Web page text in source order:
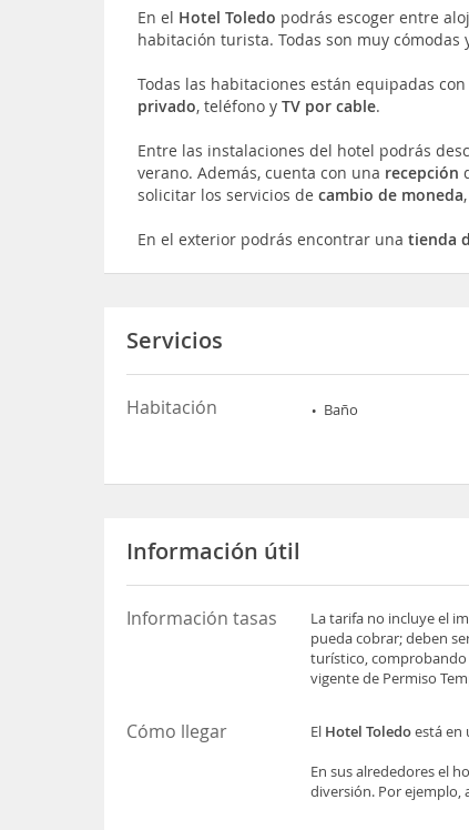
En el Hotel Toledo podrás escoger entre
habitación turista. Todas son muy cómodas
Todas las habitaciones están equipadas con
privado, teléfono yTV por cable.
Entre las instalaciones del hotel podrás
verano. Además, cuenta con una recepción
solicitar los servicios de cambio de moneda
En el exterior podrás encontrar una tienda
Servicios
Habitación Baño
Información útil
Información tasas
La tarifa no incluye el
pueda cobrar; deben
turístico, comprobando
vigente de Permiso
Cómo llegar El Hotel Toledoestá en
En sus alrededores el
diversión. Por